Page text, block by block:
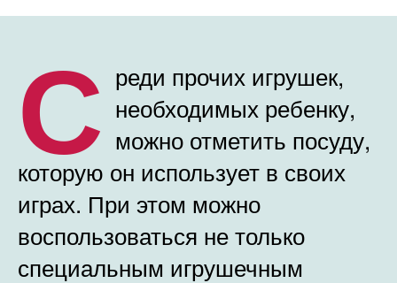
С реди прочих игрушек,
необходимых ребенку,
можно отметить посуду,
которую он использует в своих
играх. При этом можно
воспользоваться не только
специальным игрушечным